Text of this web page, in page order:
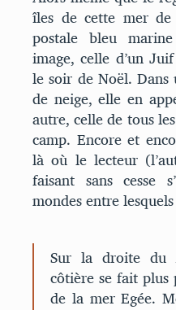
îles de cette mer
postale bleu
image, celle d’un
le soir de Noël.
de neige, elle en
autre, celle de tous
camp. Encore et
là où le lecteur
faisant sans cesse
mondes entre
Sur la droite du
côtière se fait plus
de la mer Egée.